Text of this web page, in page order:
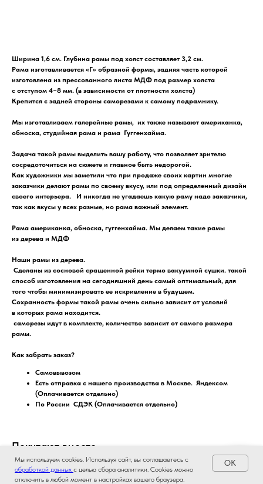
Мы используем cookies. Используя сайт, вы соглашаетесь с
обработкой данных с целью сбора аналитики. Cookies можно
отключить в любой момент в настройках вашего браузера.
OK
задать вопрос
Ширина 1,6 см. Глубина рамы под холст составляет 3,2 см.
Рама изготавливается «Г» образной формы, задняя часть которой
изготовлена из прессованного листа МДФ под размер холста
с отступом 4−8 мм. (в зависимости от плотности холста)
Крепится с задней стороны саморезами к самому подрамнику.
Мы изготавливаем галерейные рамы, их также называют американка,
обноска, студийная рама и рама Гуггенхайма.
Задача такой рамы выделить вашу работу, что позволяет зрителю
сосредоточиться на сюжете и главное быть недорогой.
Как художники мы заметили что при продаже своих картин многие
заказчики делают рамы по своему вкусу, или под определенный дизайн
своего интерьера. И никогда не угадаешь какую раму надо заказчики,
так как вкусы у всех разные, но рама важный элемент.
Рама американка, обноска, гуггенхайма. Мы делаем такие рамы
из дерева и МДФ
Наши рамы из дерева.
Сделаны из сосновой сращенной рейки термо вакуумной сушки. такой
способ изготовления на сегодняшний день самый оптимальный, для
того чтобы минимизировать ее искривление в будущем.
Сохранность формы такой рамы очень сильно зависит от условий
в которых рама находится.
саморезы идут в комплекте, количество зависит от самого размера
рамы.
Как забрать заказ?
Самовывозом
Есть отправка с нашего производства в Москве. Яндексом
(Оплачивается отдельно)
По России СДЭК (Оплачивается отдельно)
Покупают вместе